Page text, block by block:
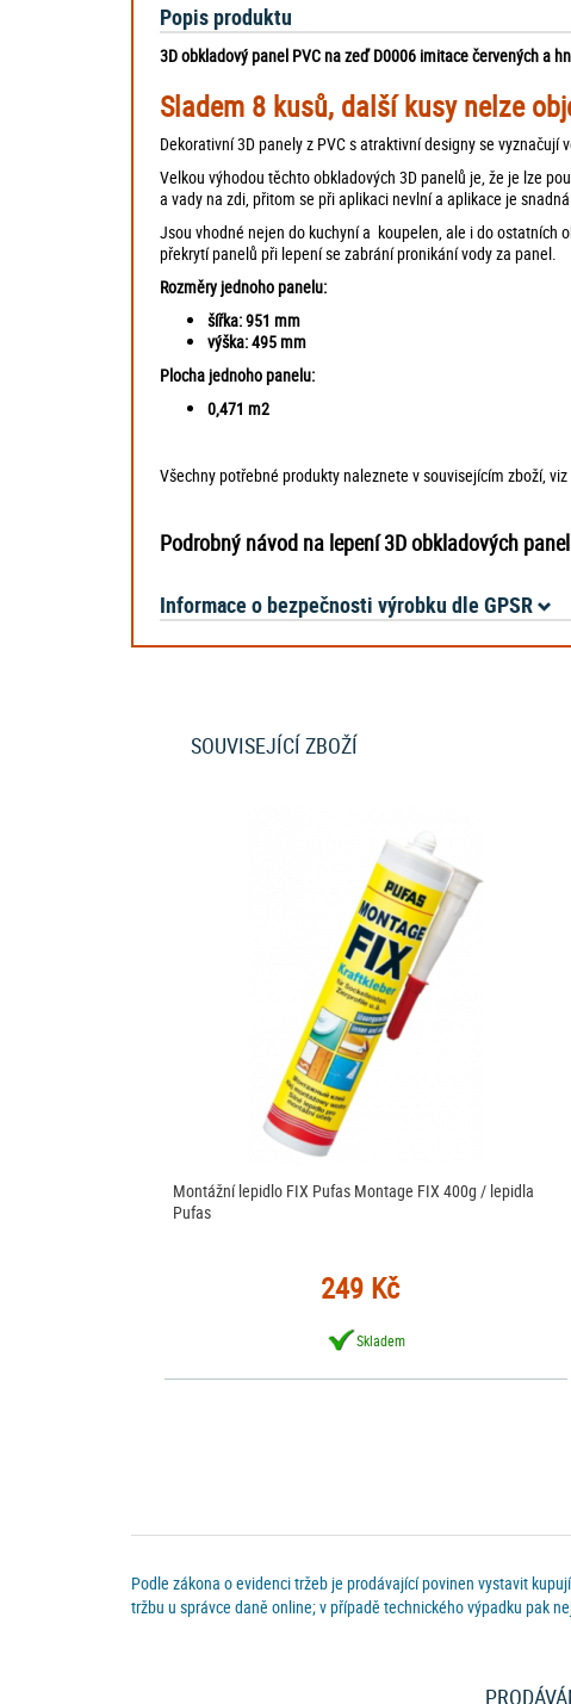
Popis produktu
3D obkladový panel PVC na zeď D0006 imitace červených a
Sladem 8 kusů, další kusy nelze
Dekorativní 3D panely z PVC s atraktivní designy se vyznačují
Velkou výhodou těchto obkladových 3D panelů je, že je lze
a vady na zdi, přitom se při aplikaci nevlní a aplikace je snadná.
Jsou vhodné nejen do kuchyní a koupelen, ale i do ostatních
překrytí panelů při lepení se zabrání pronikání vody za panel.
Rozměry jednoho panelu:
šířka: 951 mm
výška: 495 mm
Plocha jednoho panelu:
0,471 m2
Všechny potřebné produkty naleznete v souvisejícím zboží, viz
Podrobný návod na lepení 3D obkladových
Informace o bezpečnosti výrobku dle GPSR
SOUVISEJÍCÍ ZBOŽÍ
Montážní lepidlo FIX Pufas Montage FIX 400g / lepidla
Pufas
249 Kč
Skladem
Podle zákona o evidenci tržeb je prodávající povinen vystavit
tržbu u správce daně online; v případě technického výpadku pak